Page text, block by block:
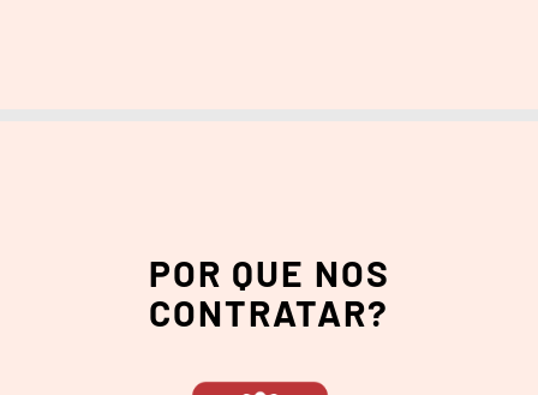
POR QUE NOS
CONTRATAR?